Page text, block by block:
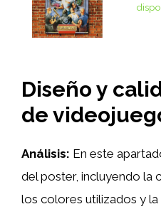
Diseño y
de
Análisis: En este
del poster, incluyendo la
los colores utilizados y